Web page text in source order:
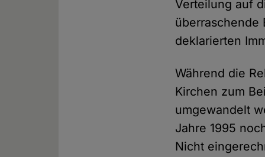
Verteilung auf
überraschende
deklarierten
Während die
Kirchen zum
umgewandelt
Jahre 1995
Nicht